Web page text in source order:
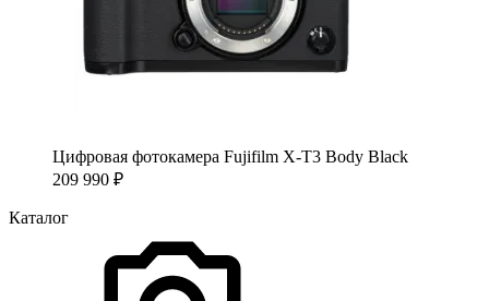
Цифровая фотокамера Fujifilm X-T3 Body Black
209 990 ₽
Каталог